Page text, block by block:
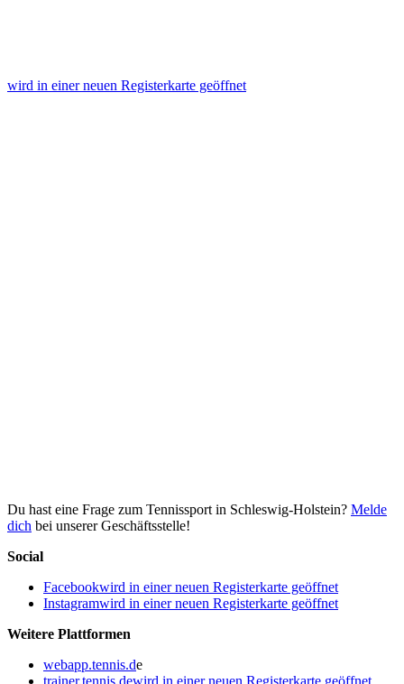
wird in einer neuen Registerkarte geöffnet
Du hast eine Frage zum Tennissport in Schleswig-Holstein? Melde
dich bei unserer Geschäftsstelle!
Social
Facebookwird in einer neuen Registerkarte geöffnet
Instagramwird in einer neuen Registerkarte geöffnet
Weitere Plattformen
webapp.tennis.de
trainer.tennis.dewird in einer neuen Registerkarte geöffnet